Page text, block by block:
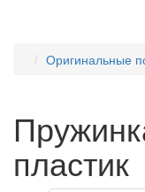
Оригинальные
пластик